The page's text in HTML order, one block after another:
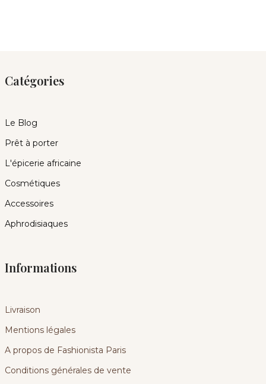
Catégories
Le Blog
Prêt à porter
L'épicerie africaine
Cosmétiques
Accessoires
Aphrodisiaques
Informations
Livraison
Mentions légales
A propos de Fashionista Paris
Conditions générales de vente